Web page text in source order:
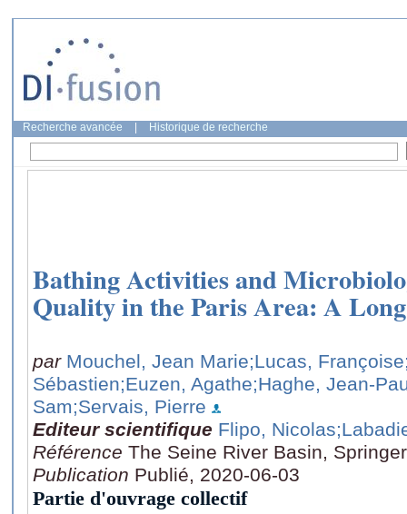
Recherche avancée Historique de recherche
Bathing Activities and
Quality in the Paris Area: A
par Mouchel, Jean Marie;Lucas, Françoise
Sébastien;Euzen, Agathe;Haghe, Jean-
Sam;Servais, Pierre
Editeur scientifique Flipo, Nicolas
Référence The Seine River Basin,
Publication Publié, 2020-06-03
Partie d'ouvrage collectif